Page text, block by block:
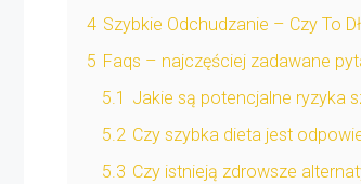
4 Szybkie Odchudzanie – Czy To
5 Faqs – najczęściej zadawane
5.1 Jakie są potencjalne ryzyka
5.2 Czy szybka dieta jest
5.3 Czy istnieją zdrowsze